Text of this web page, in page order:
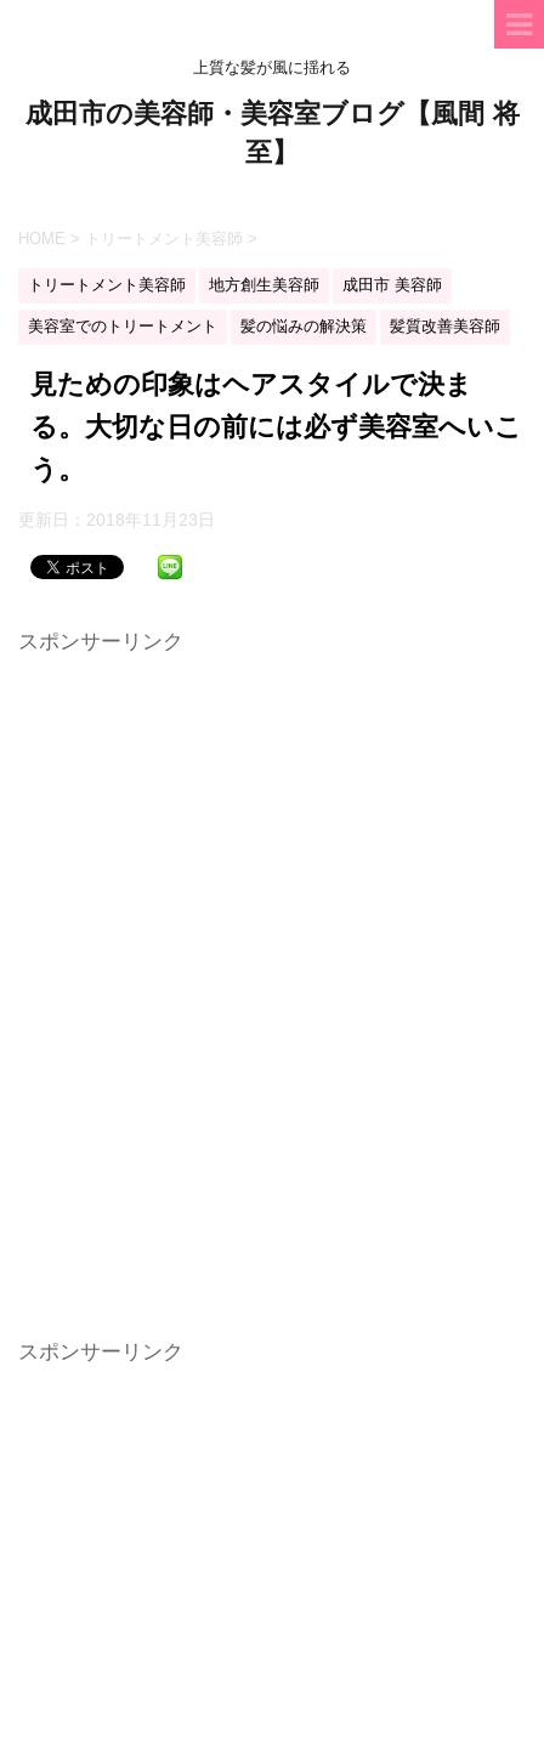
上質な髪が風に揺れる
成田市の美容師・美容室ブログ【風間 将
至】
HOME > トリートメント美容師 >
トリートメント美容師 地方創生美容師 成田市 美容師
美容室でのトリートメント 髪の悩みの解決策 髪質改善美容師
見ための印象はヘアスタイルで決ま
る。大切な日の前には必ず美容室へいこ
う。
更新日： 2018年11月23日
スポンサーリンク
スポンサーリンク